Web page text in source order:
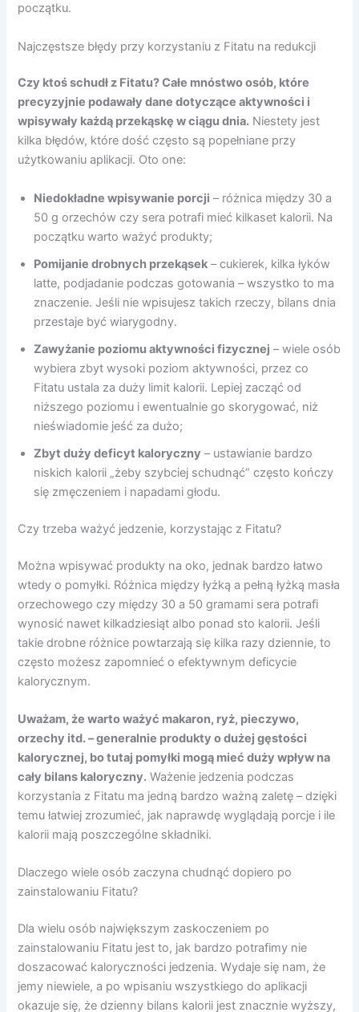
początku.
Najczęstsze błędy przy korzystaniu z Fitatu na redukcji
Czy ktoś schudł z Fitatu? Całe mnóstwo osób, które
precyzyjnie podawały dane dotyczące aktywności i
wpisywały każdą przekąskę w ciągu dnia. Niestety jest
kilka błędów, które dość często są popełniane przy
użytkowaniu aplikacji. Oto one:
Niedokładne wpisywanie porcji – różnica między 30 a
50 g orzechów czy sera potrafi mieć kilkaset kalorii. Na
początku warto ważyć produkty;
Pomijanie drobnych przekąsek – cukierek, kilka łyków
latte, podjadanie podczas gotowania – wszystko to ma
znaczenie. Jeśli nie wpisujesz takich rzeczy, bilans dnia
przestaje być wiarygodny.
Zawyżanie poziomu aktywności fizycznej – wiele osób
wybiera zbyt wysoki poziom aktywności, przez co
Fitatu ustala za duży limit kalorii. Lepiej zacząć od
niższego poziomu i ewentualnie go skorygować, niż
nieświadomie jeść za dużo;
Zbyt duży deficyt kaloryczny – ustawianie bardzo
niskich kalorii „żeby szybciej schudnąć” często kończy
się zmęczeniem i napadami głodu.
Czy trzeba ważyć jedzenie, korzystając z Fitatu?
Można wpisywać produkty na oko, jednak bardzo łatwo
wtedy o pomyłki. Różnica między łyżką a pełną łyżką masła
orzechowego czy między 30 a 50 gramami sera potrafi
wynosić nawet kilkadziesiąt albo ponad sto kalorii. Jeśli
takie drobne różnice powtarzają się kilka razy dziennie, to
często możesz zapomnieć o efektywnym deficycie
kalorycznym.
Uważam, że warto ważyć makaron, ryż, pieczywo,
orzechy itd. – generalnie produkty o dużej gęstości
kalorycznej, bo tutaj pomyłki mogą mieć duży wpływ na
cały bilans kaloryczny. Ważenie jedzenia podczas
korzystania z Fitatu ma jedną bardzo ważną zaletę – dzięki
temu łatwiej zrozumieć, jak naprawdę wyglądają porcje i ile
kalorii mają poszczególne składniki.
Dlaczego wiele osób zaczyna chudnąć dopiero po
zainstalowaniu Fitatu?
Dla wielu osób największym zaskoczeniem po
zainstalowaniu Fitatu jest to, jak bardzo potrafimy nie
doszacować kaloryczności jedzenia. Wydaje się nam, że
jemy niewiele, a po wpisaniu wszystkiego do aplikacji
okazuje się, że dzienny bilans kalorii jest znacznie wyższy,